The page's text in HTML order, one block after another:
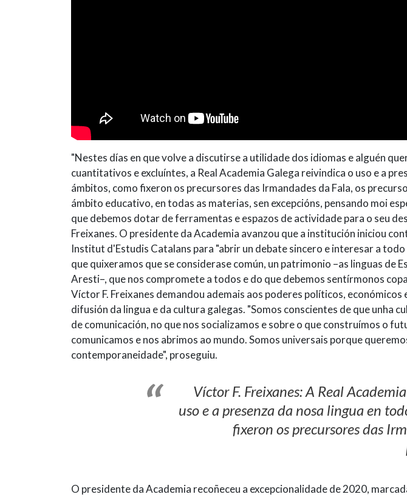
"Nestes días en que volve a discutirse a utilidade dos idiomas e alguén
cuantitativos e excluíntes, a Real Academia Galega reivindica o uso e a
ámbitos, como fixeron os precursores das Irmandades da Fala, os
ámbito educativo, en todas as materias, sen excepcións, pensando moi
que debemos dotar de ferramentas e espazos de actividade para o seu
Freixanes. O presidente da Academia avanzou que a institución iniciou
Institut d'Estudis Catalans para "abrir un debate sincero e interesar a
que quixeramos que se considerase común, un patrimonio –as linguas de
Aresti–, que nos compromete a todos e do que debemos sentírmonos
Víctor F. Freixanes demandou ademais aos poderes políticos, económicos
difusión da lingua e da cultura galegas. "Somos conscientes de que unha
de comunicación, no que nos socializamos e sobre o que construímos o
comunicamos e nos abrimos ao mundo. Somos universais porque
contemporaneidade", proseguiu.
Víctor F. Freixanes: A Real
uso e a presenza da nosa lingua en
fixeron os precursores das
O presidente da Academia recoñeceu a excepcionalidade de 2020,